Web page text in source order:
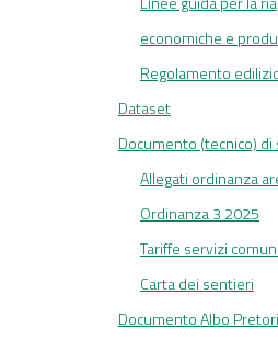
economiche e
Regolamento
Dataset
Documento (tecnico)
Allegati ordinanza
Ordinanza 3 2025
Tariffe servizi
Carta dei sentieri
Documento Albo